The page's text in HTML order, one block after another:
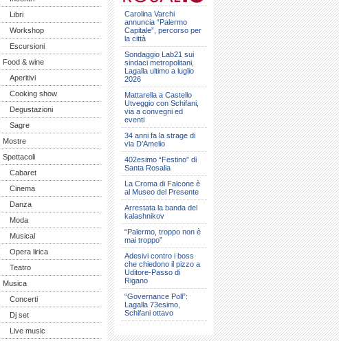
Libri
Workshop
Escursioni
Food & wine
Aperitivi
Cooking show
Degustazioni
Sagre
Mostre
Spettacoli
Cabaret
Cinema
Danza
Moda
Musical
Opera lirica
Teatro
Musica
Concerti
Dj set
Live music
Carolina Varchi
annuncia “Palermo
Capitale”, percorso per
la città
Sondaggio Lab21 sui
sindaci metropolitani,
Lagalla ultimo a luglio
2026
Mattarella a Castello
Utveggio con Schifani,
via a convegni ed
eventi
34 anni fa la strage di
via D’Amelio
402esimo “Festino” di
Santa Rosalia
La Croma di Falcone è
al Museo del Presente
Arrestata la banda del
kalashnikov
“Palermo, troppo non è
mai troppo”
Adesivi contro i boss
che chiedono il pizzo a
Uditore-Passo di
Rigano
“Governance Poll”:
Lagalla 73esimo,
Schifani ottavo